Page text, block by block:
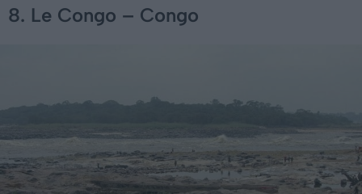
8. Le Congo – Congo